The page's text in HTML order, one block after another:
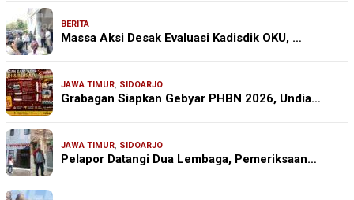
BERITA
Massa Aksi Desak Evaluasi Kadisdik OKU, …
JAWA TIMUR, SIDOARJO
Grabagan Siapkan Gebyar PHBN 2026, Undia…
JAWA TIMUR, SIDOARJO
Pelapor Datangi Dua Lembaga, Pemeriksaan…